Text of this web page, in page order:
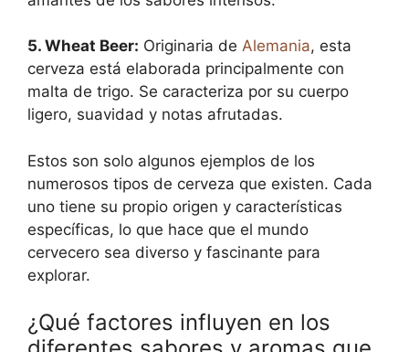
5. Wheat Beer: Originaria de Alemania, esta
cerveza está elaborada principalmente con
malta de trigo. Se caracteriza por su cuerpo
ligero, suavidad y notas afrutadas.
Estos son solo algunos ejemplos de los
numerosos tipos de cerveza que existen. Cada
uno tiene su propio origen y características
específicas, lo que hace que el mundo
cervecero sea diverso y fascinante para
explorar.
¿Qué factores influyen en los